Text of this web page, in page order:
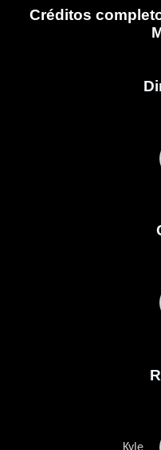
Créditos
Kyle